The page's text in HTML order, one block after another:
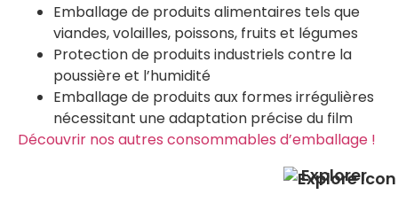
Emballage de produits alimentaires tels que
viandes, volailles, poissons, fruits et légumes
Protection de produits industriels contre la
poussière et l’humidité
Emballage de produits aux formes irrégulières
nécessitant une adaptation précise du film​
Découvrir nos autres consommables d’emballage !
Explorer